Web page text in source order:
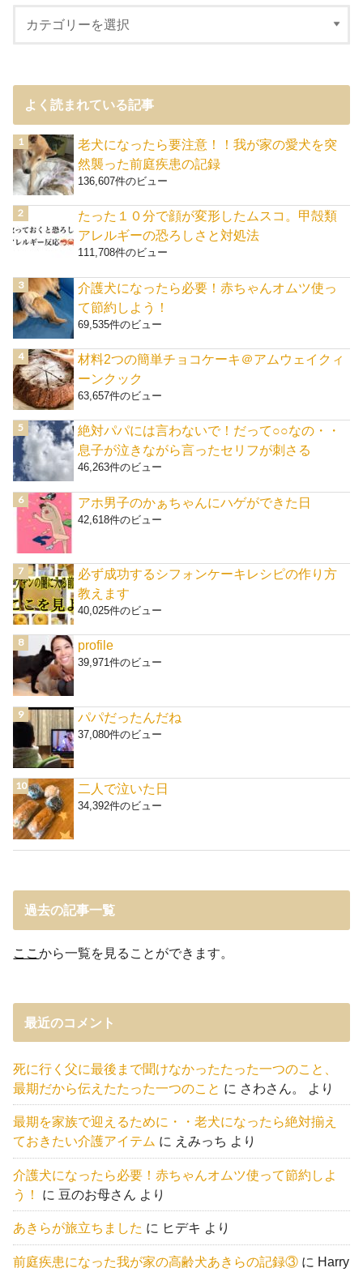
よく読まれている記事
老犬になったら要注意！！我が家の愛犬を突
然襲った前庭疾患の記録
136,607件のビュー
たった１０分で顔が変形したムスコ。甲殻類
アレルギーの恐ろしさと対処法
111,708件のビュー
介護犬になったら必要！赤ちゃんオムツ使っ
て節約しよう！
69,535件のビュー
材料2つの簡単チョコケーキ＠アムウェイクィ
ーンクック
63,657件のビュー
絶対パパには言わないで！だって○○なの・・
息子が泣きながら言ったセリフが刺さる
46,263件のビュー
アホ男子のかぁちゃんにハゲができた日
42,618件のビュー
必ず成功するシフォンケーキレシピの作り方
教えます
40,025件のビュー
profile
39,971件のビュー
パパだったんだね
37,080件のビュー
二人で泣いた日
34,392件のビュー
過去の記事一覧
ここから一覧を見ることができます。
最近のコメント
死に行く父に最後まで聞けなかったたった一つのこと、
最期だから伝えたたった一つのこと に さわさん。 より
最期を家族で迎えるために・・老犬になったら絶対揃え
ておきたい介護アイテム に えみっち より
介護犬になったら必要！赤ちゃんオムツ使って節約しよ
う！
に 豆のお母さん より
あきらが旅立ちました に ヒデキ より
前庭疾患になった我が家の高齢犬あきらの記録③ に Harry